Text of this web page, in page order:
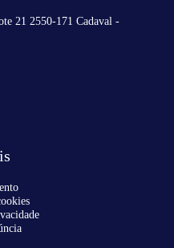
21 2550-171 Cadaval -